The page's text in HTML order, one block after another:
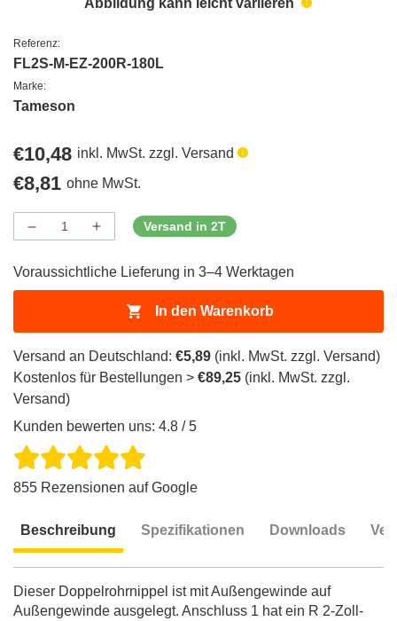
Abbildung kann leicht variieren
Referenz:
FL2S-M-EZ-200R-180L
Marke:
Tameson
Regulärer
Preis
€10,48 inkl. MwSt. zzgl. Versand
Regulärer
Preis
€8,81 ohne MwSt.
Menge
Menge
verringern
ProductDrop
Menge
erhöhen
ProductDrop
Versand in 2T
Voraussichtliche Lieferung in 3–4 Werktagen
In den Warenkorb
Versand an Deutschland: €5,89 (inkl. MwSt. zzgl. Versand)
Kostenlos für Bestellungen > €89,25 (inkl. MwSt. zzgl.
Versand)
Kunden bewerten uns: 4.8 / 5
855 Rezensionen auf Google
Beschreibung Spezifikationen Downloads
Dieser Doppelrohrnippel ist mit Außengewinde auf
Außengewinde ausgelegt. Anschluss 1 hat ein R 2-Zoll-